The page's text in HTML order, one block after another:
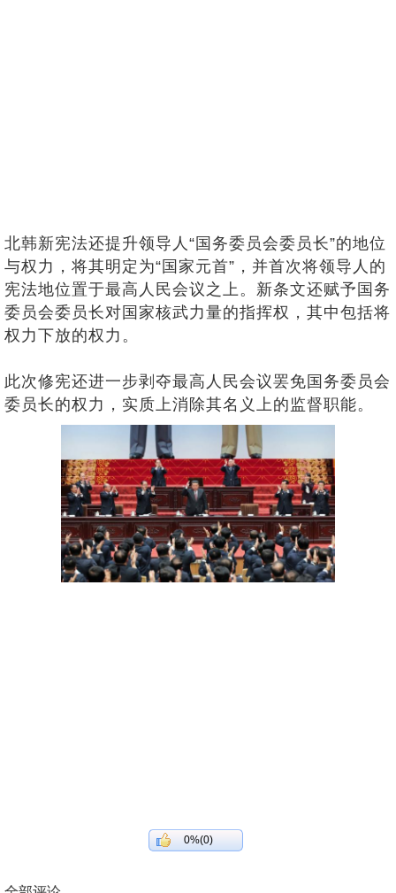
北韩新宪法还提升领导人“国务委员会委员长”的地位
与权力，将其明定为“国家元首”，并首次将领导人的
宪法地位置于最高人民会议之上。新条文还赋予国务
委员会委员长对国家核武力量的指挥权，其中包括将
权力下放的权力。
此次修宪还进一步剥夺最高人民会议罢免国务委员会
委员长的权力，实质上消除其名义上的监督职能。
0%(0)